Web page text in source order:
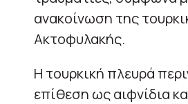
ανακοίνωση της
Ακτοφυλακής.
Η τουρκική πλευρά
επίθεση ως αιφνίδια